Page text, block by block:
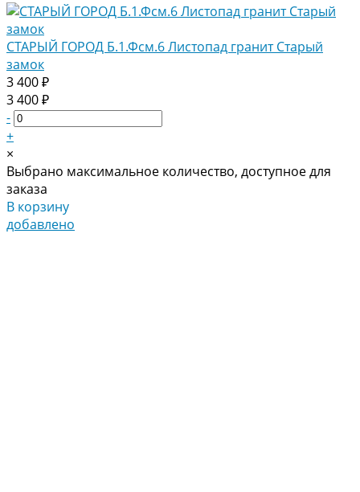
СТАРЫЙ ГОРОД Б.1.Фсм.6 Листопад гранит Старый
замок
3 400 ₽
3 400 ₽
-
+
×
Выбрано максимальное количество, доступное для
заказа
В корзину
добавлено